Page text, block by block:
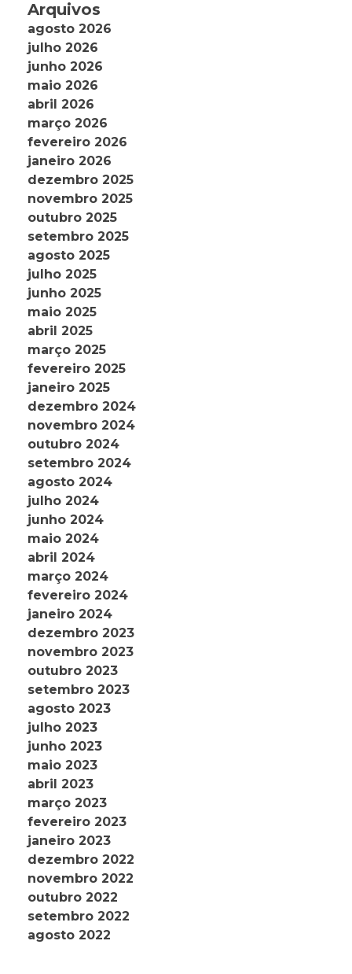
Arquivos
agosto 2026
julho 2026
junho 2026
maio 2026
abril 2026
março 2026
fevereiro 2026
janeiro 2026
dezembro 2025
novembro 2025
outubro 2025
setembro 2025
agosto 2025
julho 2025
junho 2025
maio 2025
abril 2025
março 2025
fevereiro 2025
janeiro 2025
dezembro 2024
novembro 2024
outubro 2024
setembro 2024
agosto 2024
julho 2024
junho 2024
maio 2024
abril 2024
março 2024
fevereiro 2024
janeiro 2024
dezembro 2023
novembro 2023
outubro 2023
setembro 2023
agosto 2023
julho 2023
junho 2023
maio 2023
abril 2023
março 2023
fevereiro 2023
janeiro 2023
dezembro 2022
novembro 2022
outubro 2022
setembro 2022
agosto 2022